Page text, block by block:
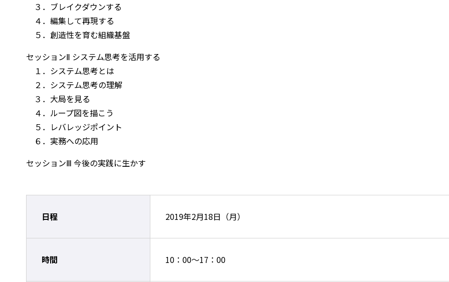
３．ブレイクダウンする
４．編集して再現する
５．創造性を育む組織基盤
セッションⅡ システム思考を活用する
１．システム思考とは
２．システム思考の理解
３．大局を見る
４．ループ図を描こう
５．レバレッジポイント
６．実務への応用
セッションⅢ 今後の実践に生かす
日程 2019年2月18日（月）
時間 10：00～17：00